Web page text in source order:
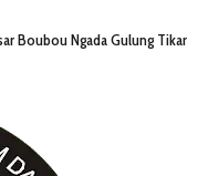
Boubou Ngada Gulung Tikar